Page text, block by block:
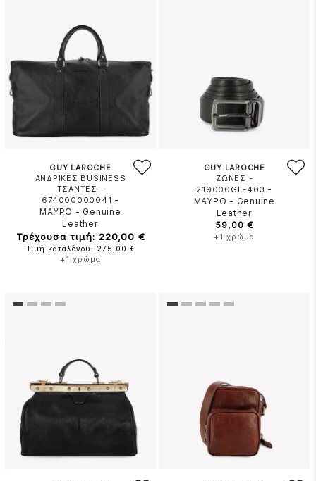
GUY LAROCHE
ΑΝΔΡΙΚΕΣ BUSINESS
ΤΣΑΝΤΕΣ -
674000000041 -
ΜΑΥΡΟ - Genuine
Leather
Τρέχουσα τιμή: 220,00 €
Τιμή καταλόγου: 275,00 €
+1 χρώμα
GUY LAROCHE
ΖΩΝΕΣ -
219000GLF403 -
ΜΑΥΡΟ - Genuine
Leather
59,00 €
+1 χρώμα